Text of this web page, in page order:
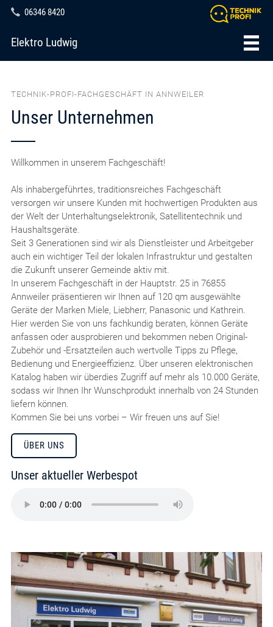
06346 8420
Elektro Ludwig
TECHNIK-PROFI-FACHGESCHÄFT IN ANNWEILER
Unser Unternehmen
Willkommen in unserem Fachgeschäft!
Als inhabergeführtes, traditionsreiches Fachgeschäft
versorgen wir unsere Kunden mit hochwertigen Produkten aus
der Welt der Unterhaltungselektronik, Satellitentechnik und
Haushaltsgeräte.
Seit 3 Generationen sind wir als Dienstleister und Arbeitgeber
auch ein wichtiger Teil der lokalen Infrastruktur und gestalten
die Zukunft unserer Gemeinde aktiv mit.
In unserem Fachgeschäft in der Hauptstr. 25 in 76855
Annweiler präsentieren wir Ihnen auf 120 qm ausgewählte
Geräte der Marken Miele, Liebherr, Panasonic und Kathrein.
Hier werden Sie von uns fachkundig beraten, können Geräte
anfassen oder ausprobieren und bekommen neben Original-
Zubehör und -Ersatzteilen auch wertvolle Tipps zu Pflege,
Bedienung und Energieeffizienz. Über unseren elektronischen
Katalog haben wir überdies Zugriff auf mehr als 10.000 Geräte,
sodass wir Ihnen Ihr Wunschprodukt innerhalb von 24 Stunden
liefern können.
Kommen Sie bei uns vorbei – Wir freuen uns auf Sie!
ÜBER UNS
Unser aktueller Werbespot